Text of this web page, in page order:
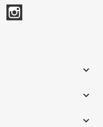
Twitter


